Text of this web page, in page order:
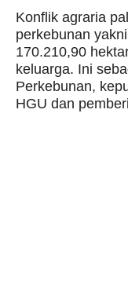
Konflik agraria
perkebunan
170.210,90
keluarga. Ini
Perkebunan,
HGU dan